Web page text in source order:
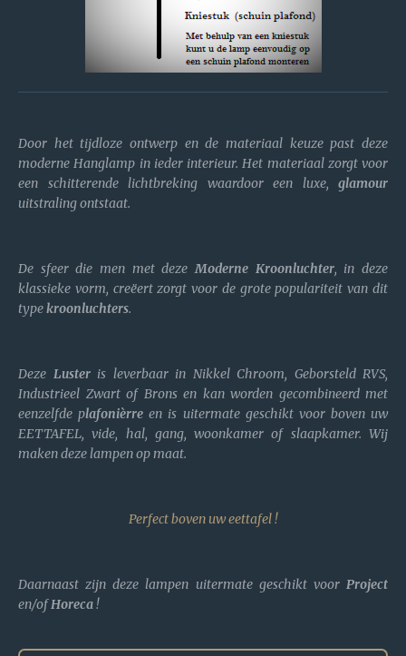
Door het tijdloze ontwerp en de materiaal keuze past deze
moderne Hanglamp in ieder interieur. Het materiaal zorgt voor
een schitterende lichtbreking waardoor een luxe, glamour
uitstraling ontstaat.
De sfeer die men met dezeModerne Kroonluchter, in deze
klassieke vorm, creëert zorgt voor de grote populariteit van dit
typekroonluchters.
Deze Lusteris leverbaar in Nikkel Chroom, Geborsteld RVS,
Industrieel Zwart of Brons en kan worden gecombineerd met
eenzelfde plafonièrre en is uitermate geschikt voor boven uw
EETTAFEL, vide, hal, gang, woonkamer of slaapkamer. Wij
maken deze lampen op maat.
Perfect boven uw eettafel !
Daarnaast zijn deze lampen uitermate geschikt voor Project
en/ofHoreca!